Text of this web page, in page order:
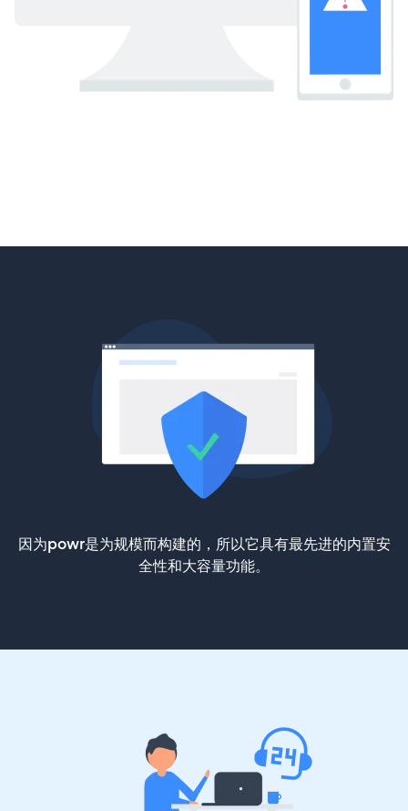
因为powr是为规模而构建的，所以它具有最先进的内置安
全性和大容量功能。